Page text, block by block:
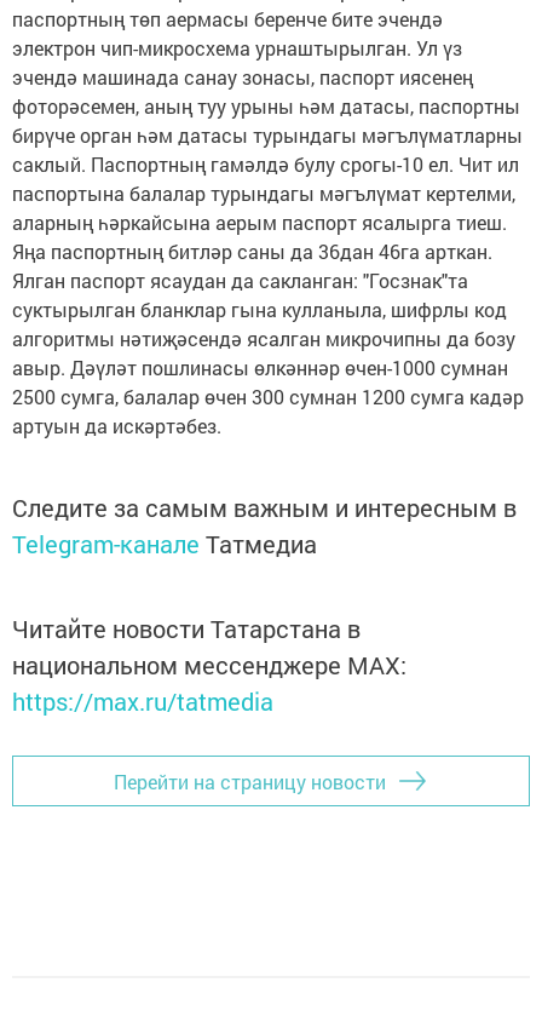
паспортның төп аермасы беренче бите эчендә
электрон чип-микросхема урнаштырылган. Ул үз
эчендә машинада санау зонасы, паспорт иясенең
фоторәсемен, аның туу урыны һәм датасы, паспортны
бирүче орган һәм датасы турындагы мәгълүматларны
саклый. Паспортның гамәлдә булу срогы-10 ел. Чит ил
паспортына балалар турындагы мәгълүмат кертелми,
аларның һәркайсына аерым паспорт ясалырга тиеш.
Яңа паспортның битләр саны да 36дан 46га арткан.
Ялган паспорт ясаудан да сакланган: "Госзнак"та
суктырылган бланклар гына кулланыла, шифрлы код
алгоритмы нәтиҗәсендә ясалган микрочипны да бозу
авыр. Дәүләт пошлинасы өлкәннәр өчен-1000 сумнан
2500 сумга, балалар өчен 300 сумнан 1200 сумга кадәр
артуын да искәртәбез.
Следите за самым важным и интересным в
Telegram-канале Татмедиа
Читайте новости Татарстана в
национальном мессенджере MАХ:
https://max.ru/tatmedia
Перейти на страницу новости